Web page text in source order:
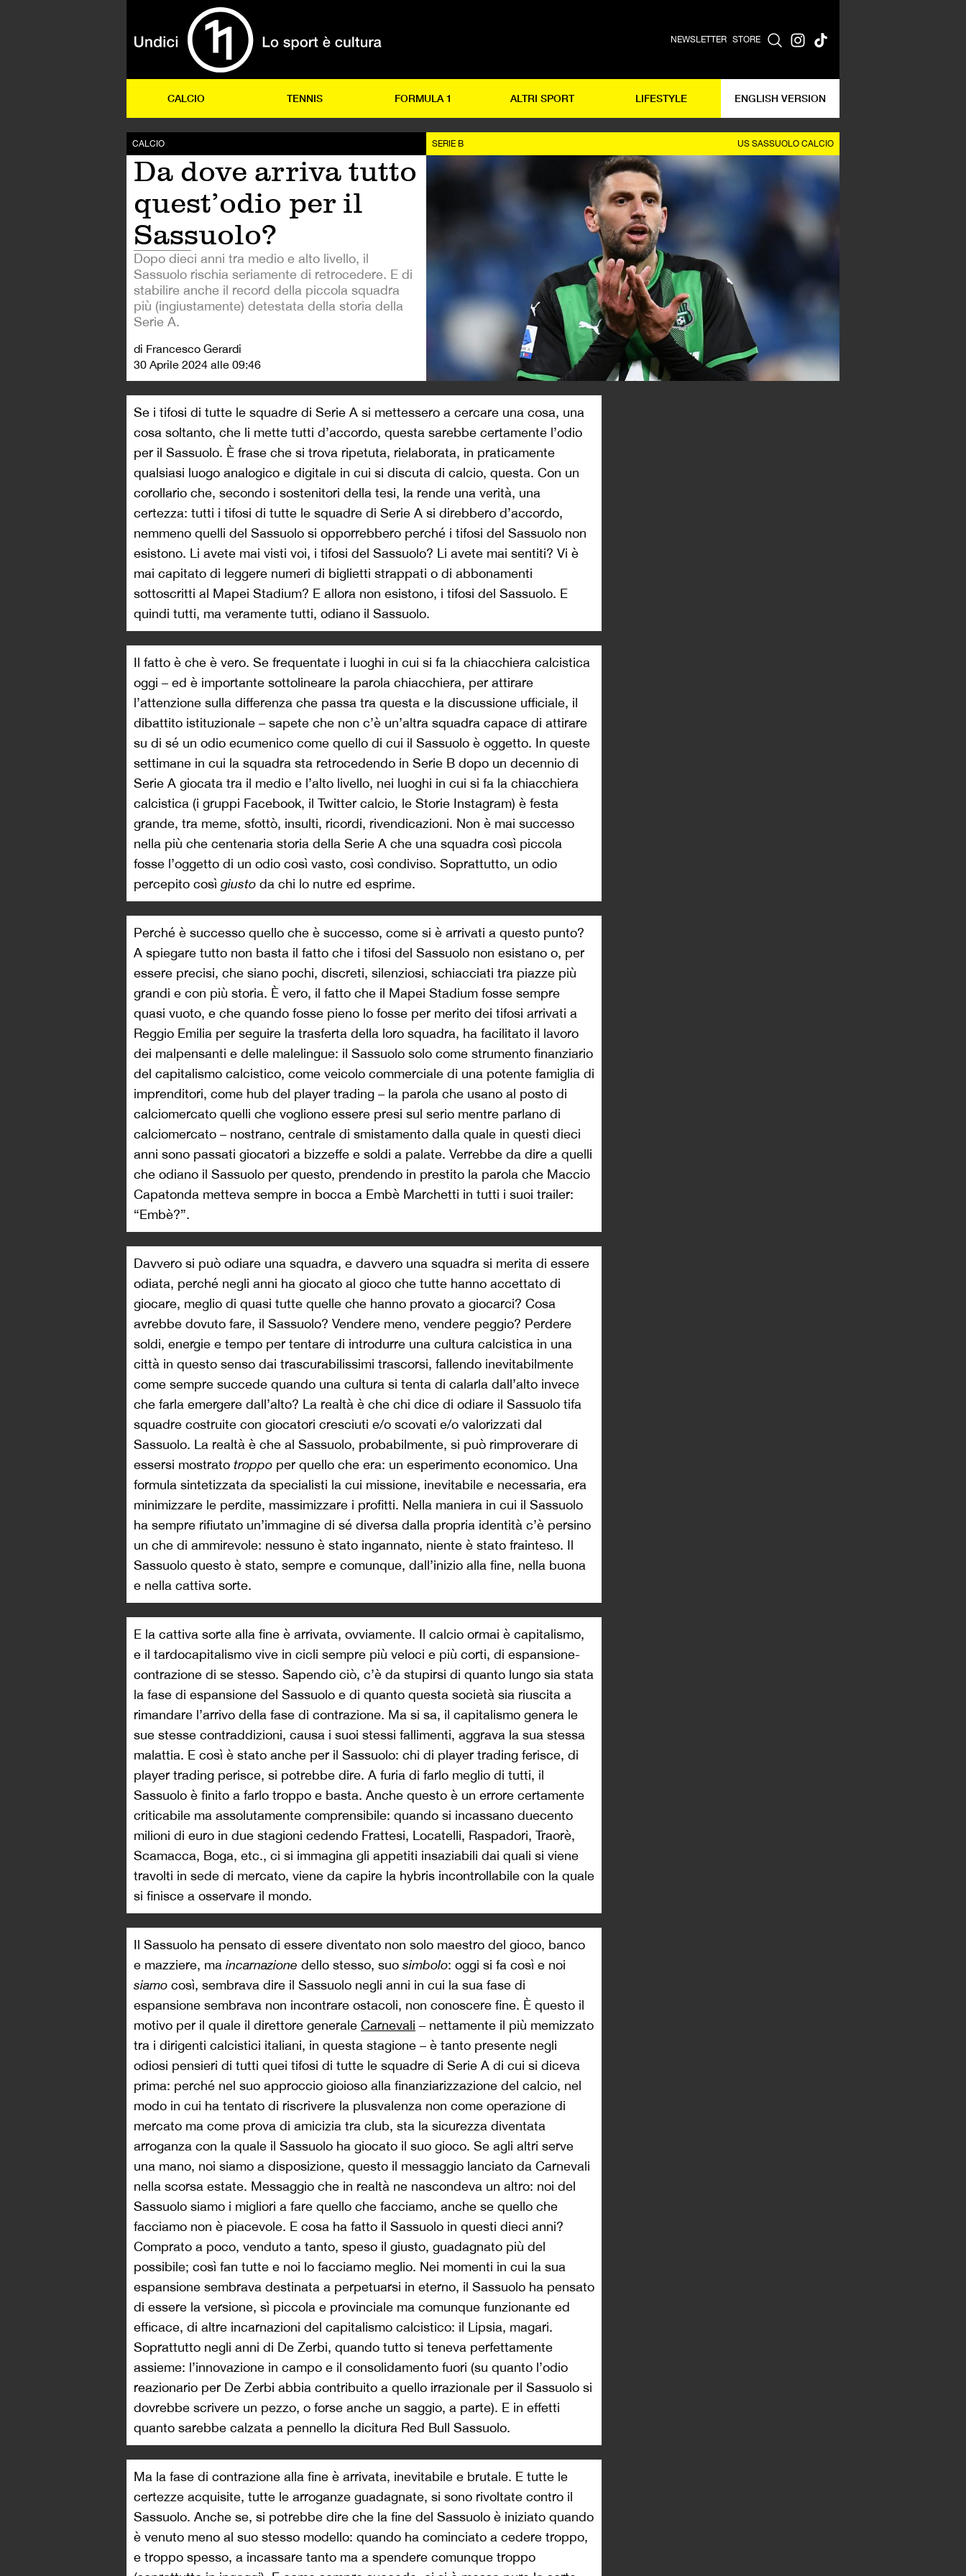
NEWSLETTER STORE
CALCIO TENNIS FORMULA 1 ALTRI SPORT LIFESTYLE ENGLISH VERSION
CALCIO
Da dove arriva tutto
quest’odio per il
Sassuolo?
Dopo dieci anni tra medio e alto livello, il
Sassuolo rischia seriamente di retrocedere. E di
stabilire anche il record della piccola squadra
più (ingiustamente) detestata della storia della
Serie A.
di Francesco Gerardi
30 Aprile 2024 alle 09:46
SERIE B US SASSUOLO CALCIO
Se i tifosi di tutte le squadre di Serie A si mettessero a cercare una cosa, una
cosa soltanto, che li mette tutti d’accordo, questa sarebbe certamente l’odio
per il Sassuolo. È frase che si trova ripetuta, rielaborata, in praticamente
qualsiasi luogo analogico e digitale in cui si discuta di calcio, questa. Con un
corollario che, secondo i sostenitori della tesi, la rende una verità, una
certezza: tutti i tifosi di tutte le squadre di Serie A si direbbero d’accordo,
nemmeno quelli del Sassuolo si opporrebbero perché i tifosi del Sassuolo non
esistono. Li avete mai visti voi, i tifosi del Sassuolo? Li avete mai sentiti? Vi è
mai capitato di leggere numeri di biglietti strappati o di abbonamenti
sottoscritti al Mapei Stadium? E allora non esistono, i tifosi del Sassuolo. E
quindi tutti, ma veramente tutti, odiano il Sassuolo.
Il fatto è che è vero. Se frequentate i luoghi in cui si fa la chiacchiera calcistica
oggi – ed è importante sottolineare la parola chiacchiera, per attirare
l’attenzione sulla differenza che passa tra questa e la discussione ufficiale, il
dibattito istituzionale – sapete che non c’è un’altra squadra capace di attirare
su di sé un odio ecumenico come quello di cui il Sassuolo è oggetto. In queste
settimane in cui la squadra sta retrocedendo in Serie B dopo un decennio di
Serie A giocata tra il medio e l’alto livello, nei luoghi in cui si fa la chiacchiera
calcistica (i gruppi Facebook, il Twitter calcio, le Storie Instagram) è festa
grande, tra meme, sfottò, insulti, ricordi, rivendicazioni. Non è mai successo
nella più che centenaria storia della Serie A che una squadra così piccola
fosse l’oggetto di un odio così vasto, così condiviso. Soprattutto, un odio
percepito così giusto da chi lo nutre ed esprime.
Perché è successo quello che è successo, come si è arrivati a questo punto?
A spiegare tutto non basta il fatto che i tifosi del Sassuolo non esistano o, per
essere precisi, che siano pochi, discreti, silenziosi, schiacciati tra piazze più
grandi e con più storia. È vero, il fatto che il Mapei Stadium fosse sempre
quasi vuoto, e che quando fosse pieno lo fosse per merito dei tifosi arrivati a
Reggio Emilia per seguire la trasferta della loro squadra, ha facilitato il lavoro
dei malpensanti e delle malelingue: il Sassuolo solo come strumento finanziario
del capitalismo calcistico, come veicolo commerciale di una potente famiglia di
imprenditori, come hub del player trading – la parola che usano al posto di
calciomercato quelli che vogliono essere presi sul serio mentre parlano di
calciomercato – nostrano, centrale di smistamento dalla quale in questi dieci
anni sono passati giocatori a bizzeffe e soldi a palate. Verrebbe da dire a quelli
che odiano il Sassuolo per questo, prendendo in prestito la parola che Maccio
Capatonda metteva sempre in bocca a Embè Marchetti in tutti i suoi trailer:
“Embè?”.
Davvero si può odiare una squadra, e davvero una squadra si merita di essere
odiata, perché negli anni ha giocato al gioco che tutte hanno accettato di
giocare, meglio di quasi tutte quelle che hanno provato a giocarci? Cosa
avrebbe dovuto fare, il Sassuolo? Vendere meno, vendere peggio? Perdere
soldi, energie e tempo per tentare di introdurre una cultura calcistica in una
città in questo senso dai trascurabilissimi trascorsi, fallendo inevitabilmente
come sempre succede quando una cultura si tenta di calarla dall’alto invece
che farla emergere dall’alto? La realtà è che chi dice di odiare il Sassuolo tifa
squadre costruite con giocatori cresciuti e/o scovati e/o valorizzati dal
Sassuolo. La realtà è che al Sassuolo, probabilmente, si può rimproverare di
essersi mostrato troppo per quello che era: un esperimento economico. Una
formula sintetizzata da specialisti la cui missione, inevitabile e necessaria, era
minimizzare le perdite, massimizzare i profitti. Nella maniera in cui il Sassuolo
ha sempre rifiutato un’immagine di sé diversa dalla propria identità c’è persino
un che di ammirevole: nessuno è stato ingannato, niente è stato frainteso. Il
Sassuolo questo è stato, sempre e comunque, dall’inizio alla fine, nella buona
e nella cattiva sorte.
E la cattiva sorte alla fine è arrivata, ovviamente. Il calcio ormai è capitalismo,
e il tardocapitalismo vive in cicli sempre più veloci e più corti, di espansione-
contrazione di se stesso. Sapendo ciò, c’è da stupirsi di quanto lungo sia stata
la fase di espansione del Sassuolo e di quanto questa società sia riuscita a
rimandare l’arrivo della fase di contrazione. Ma si sa, il capitalismo genera le
sue stesse contraddizioni, causa i suoi stessi fallimenti, aggrava la sua stessa
malattia. E così è stato anche per il Sassuolo: chi di player trading ferisce, di
player trading perisce, si potrebbe dire. A furia di farlo meglio di tutti, il
Sassuolo è finito a farlo troppo e basta. Anche questo è un errore certamente
criticabile ma assolutamente comprensibile: quando si incassano duecento
milioni di euro in due stagioni cedendo Frattesi, Locatelli, Raspadori, Traorè,
Scamacca, Boga, etc., ci si immagina gli appetiti insaziabili dai quali si viene
travolti in sede di mercato, viene da capire la hybris incontrollabile con la quale
si finisce a osservare il mondo.
Il Sassuolo ha pensato di essere diventato non solo maestro del gioco, banco
e mazziere, ma incarnazione dello stesso, suo simbolo: oggi si fa così e noi
siamo così, sembrava dire il Sassuolo negli anni in cui la sua fase di
espansione sembrava non incontrare ostacoli, non conoscere fine. È questo il
motivo per il quale il direttore generale Carnevali – nettamente il più memizzato
tra i dirigenti calcistici italiani, in questa stagione – è tanto presente negli
odiosi pensieri di tutti quei tifosi di tutte le squadre di Serie A di cui si diceva
prima: perché nel suo approccio gioioso alla finanziarizzazione del calcio, nel
modo in cui ha tentato di riscrivere la plusvalenza non come operazione di
mercato ma come prova di amicizia tra club, sta la sicurezza diventata
arroganza con la quale il Sassuolo ha giocato il suo gioco. Se agli altri serve
una mano, noi siamo a disposizione, questo il messaggio lanciato da Carnevali
nella scorsa estate. Messaggio che in realtà ne nascondeva un altro: noi del
Sassuolo siamo i migliori a fare quello che facciamo, anche se quello che
facciamo non è piacevole. E cosa ha fatto il Sassuolo in questi dieci anni?
Comprato a poco, venduto a tanto, speso il giusto, guadagnato più del
possibile; così fan tutte e noi lo facciamo meglio. Nei momenti in cui la sua
espansione sembrava destinata a perpetuarsi in eterno, il Sassuolo ha pensato
di essere la versione, sì piccola e provinciale ma comunque funzionante ed
efficace, di altre incarnazioni del capitalismo calcistico: il Lipsia, magari.
Soprattutto negli anni di De Zerbi, quando tutto si teneva perfettamente
assieme: l’innovazione in campo e il consolidamento fuori (su quanto l’odio
reazionario per De Zerbi abbia contribuito a quello irrazionale per il Sassuolo si
dovrebbe scrivere un pezzo, o forse anche un saggio, a parte). E in effetti
quanto sarebbe calzata a pennello la dicitura Red Bull Sassuolo.
Ma la fase di contrazione alla fine è arrivata, inevitabile e brutale. E tutte le
certezze acquisite, tutte le arroganze guadagnate, si sono rivoltate contro il
Sassuolo. Anche se, si potrebbe dire che la fine del Sassuolo è iniziato quando
è venuto meno al suo stesso modello: quando ha cominciato a cedere troppo,
e troppo spesso, a incassare tanto ma a spendere comunque troppo